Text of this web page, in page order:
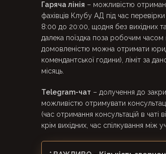
Гаряча лінія – можливістю
фахівців Клубу АД під час
8:00 до 20:00, щодня без вихідних
далека поїздка поза робочим часом
домовленістю можна отримати
комендантської години), ліміт за
місяць.
Telegram-чат – долучення до
можливістю отримувати
(час отримання консультацій в
крім вихідних, час спілкування між